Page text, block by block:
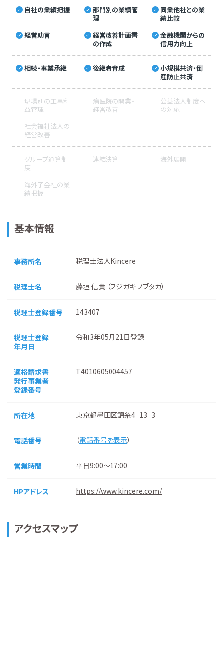
自社の業績把握
部門別の業績管
理
同業他社との業
績比較
経営助言
経営改善計画書
の作成
金融機関からの
信用力向上
相続・事業承継 後継者育成
小規模共済・倒
産防止共済
現場別の工事利
益管理
病医院の開業・
経営改善
公益法人制度へ
の対応
社会福祉法人の
経営改善
グループ通算制
度
連結決算 海外展開
海外子会社の業
績把握
基本情報
事務所名 税理士法人Kincere
税理士名 藤垣 信貴 （フジガキ ノブタカ）
税理士登録番号 143407
税理士登録
年月日
令和3年05月21日登録
適格請求書
発行事業者
登録番号
T4010605004457
所在地 東京都墨田区錦糸4−13−3
電話番号 （電話番号を表示）
営業時間 平日9:00～17:00
HPアドレス https://www.kincere.com/
アクセスマップ